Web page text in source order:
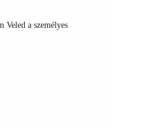
Veled a személyes